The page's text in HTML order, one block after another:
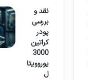
نقد و
بررسی
پودر
کراتین
3000
یوروویتا
ل